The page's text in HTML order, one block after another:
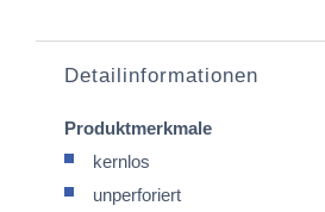
Detailinformationen
Produktmerkmale
kernlos
unperforiert